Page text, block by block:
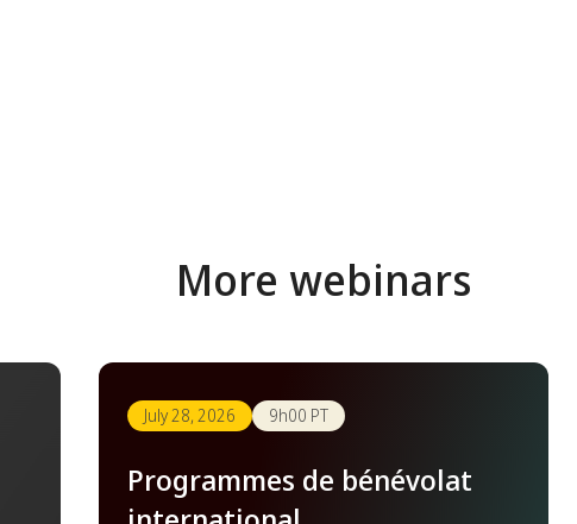
More webinars
July 28, 2026 9h00 PT
Programmes de bénévolat